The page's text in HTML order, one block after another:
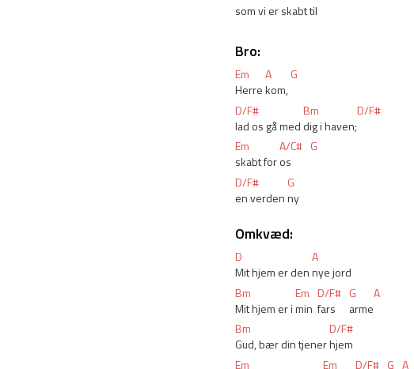
som vi er skabt til
Bro:
Em A
G
Herre kom,
D/F#
Bm
D/F#
lad os gå med dig i haven;
Em
A/C# G
skabt for os
D/F#
G
en verden ny
Omkvæd:
D
A
Mit hjem er den nye jord
Bm
Em D/F# G
A
Mit hjem er i min fars
arme
Bm
D/F#
Gud, bær din tjener hjem
Em
Em D/F# G A